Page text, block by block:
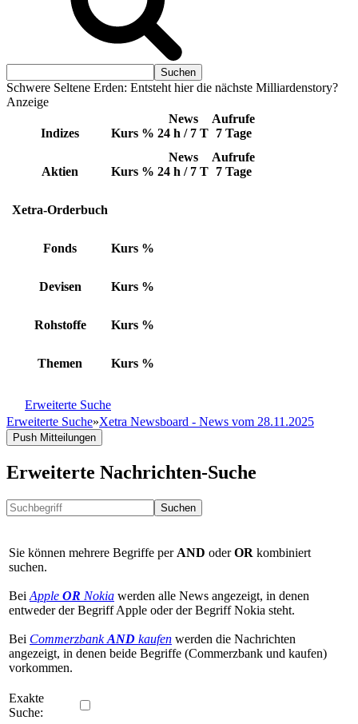
Schwere Seltene Erden: Entsteht hier die nächste Milliardenstory?
Anzeige
Indizes Kurs %
News
24 h / 7 T
Aufrufe
7 Tage
Aktien Kurs %
News
24 h / 7 T
Aufrufe
7 Tage
Xetra-Orderbuch
Fonds Kurs %
Devisen Kurs %
Rohstoffe Kurs %
Themen Kurs %
Erweiterte Suche
Erweiterte Suche»Xetra Newsboard - News vom 28.11.2025
Push Mitteilungen
Erweiterte Nachrichten-Suche
Suchen
Sie können mehrere Begriffe per AND oderOR kombiniert
suchen.
Bei Apple OR Nokia werden alle News angezeigt, in denen
entweder der Begriff Apple oder der Begriff Nokia steht.
Bei CommerzbankAND kaufen werden die Nachrichten
angezeigt, in denen beide Begriffe (Commerzbank und kaufen)
vorkommen.
Exakte
Suche: